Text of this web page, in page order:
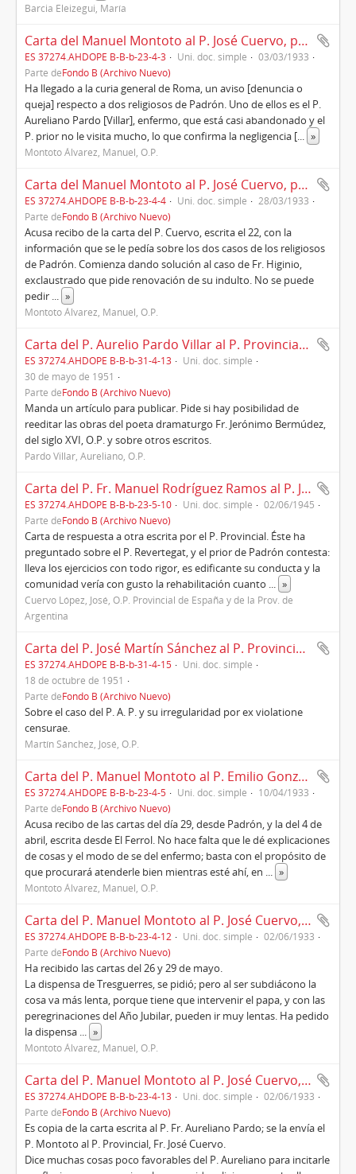
Barcia Eleizegui, María
Carta del Manuel Montoto al P. José Cuervo, provincial, Roma, 03/03/1933
ES 37274.AHDOPE B-B-b-23-4-3 Uni. doc. simple
03/03/1933
Parte deFondo B (Archivo Nuevo)
Ha llegado a la curia general de Roma, un aviso [denuncia o
queja] respecto a dos religiosos de Padrón. Uno de ellos es el P.
Aureliano Pardo [Villar], enfermo, que está casi abandonado y el
P. prior no le visita mucho, lo que confirma la negligencia [... »
Montoto Álvarez, Manuel, O.P.
Carta del Manuel Montoto al P. José Cuervo, provincial, Roma, 28/03/1933
ES 37274.AHDOPE B-B-b-23-4-4 Uni. doc. simple
28/03/1933
Parte deFondo B (Archivo Nuevo)
Acusa recibo de la carta del P. Cuervo, escrita el 22, con la
información que se le pedía sobre los dos casos de los religiosos
de Padrón. Comienza dando solución al caso de Fr. Higinio,
exclaustrado que pide renovación de su indulto. No se puede
pedir ... »
Montoto Álvarez, Manuel, O.P.
Carta del P. Aurelio Pardo Villar al P. Provincial Aniceto Fernández, Padrón, 30/05/1951
ES 37274.AHDOPE B-B-b-31-4-13
Uni. doc. simple
30 de mayo de 1951
Parte deFondo B (Archivo Nuevo)
Manda un artículo para publicar. Pide si hay posibilidad de
reeditar las obras del poeta dramaturgo Fr. Jerónimo Bermúdez,
del siglo XVI, O.P. y sobre otros escritos.
Pardo Villar, Aureliano, O.P.
Carta del P. Fr. Manuel Rodríguez Ramos al P. José Cuervo, provincial, (1945)
ES 37274.AHDOPE B-B-b-23-5-10 Uni. doc. simple
02/06/1945
Parte deFondo B (Archivo Nuevo)
Carta de respuesta a otra escrita por el P. Provincial. Éste ha
preguntado sobre el P. Revertegat, y el prior de Padrón contesta:
lleva los ejercicios con todo rigor, es edificante su conducta y la
comunidad vería con gusto la rehabilitación cuanto ... »
Cuervo López, José, O.P. Provincial de España y de la Prov. de
Argentina
Carta del P. José Martín Sánchez al P. Provincial Aniceto Fernández, Padrón, 18/10/1951
ES 37274.AHDOPE B-B-b-31-4-15
Uni. doc. simple
18 de octubre de 1951
Parte deFondo B (Archivo Nuevo)
Sobre el caso del P. A. P. y su irregularidad por ex violatione
censurae.
Martín Sánchez, José, O.P.
Carta del P. Manuel Montoto al P. Emilio González Alfonso, prior del convento de Padrón, Roma, 10/04/1933
ES 37274.AHDOPE B-B-b-23-4-5 Uni. doc. simple
10/04/1933
Parte deFondo B (Archivo Nuevo)
Acusa recibo de las cartas del día 29, desde Padrón, y la del 4 de
abril, escrita desde El Ferrol. No hace falta que le dé explicaciones
de cosas y el modo de se del enfermo; basta con el propósito de
que procurará atenderle bien mientras esté ahí, en ... »
Montoto Álvarez, Manuel, O.P.
Carta del P. Manuel Montoto al P. José Cuervo, provincial, Roma (1933)
ES 37274.AHDOPE B-B-b-23-4-12 Uni. doc. simple
02/06/1933
Parte deFondo B (Archivo Nuevo)
Ha recibido las cartas del 26 y 29 de mayo.
La dispensa de Tresguerres, se pidió; pero al ser subdiácono la
cosa va más lenta, porque tiene que intervenir el papa, y con las
peregrinaciones del Año Jubilar, pueden ir muy lentas. Ha pedido
la dispensa ... »
Montoto Álvarez, Manuel, O.P.
Carta del P. Manuel Montoto al P. José Cuervo, provincial, Roma (1933)
ES 37274.AHDOPE B-B-b-23-4-13 Uni. doc. simple
02/06/1933
Parte deFondo B (Archivo Nuevo)
Es copia de la carta escrita al P. Fr. Aureliano Pardo; se la envía el
P. Montoto al P. Provincial, Fr. José Cuervo.
Dice muchas cosas poco favorables del P. Aureliano para incitarle